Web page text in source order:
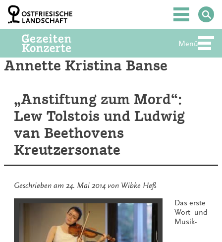
Zum
Inhalt
springen
Hauptmenü
Menü
Annette Kristina Banse
„Anstiftung zum Mord“:
Lew Tolstois und Ludwig
van Beethovens
Kreutzersonate
Geschrieben am 24. Mai 2014 von Wibke Heß
Das erste
Wort- und
Musik-